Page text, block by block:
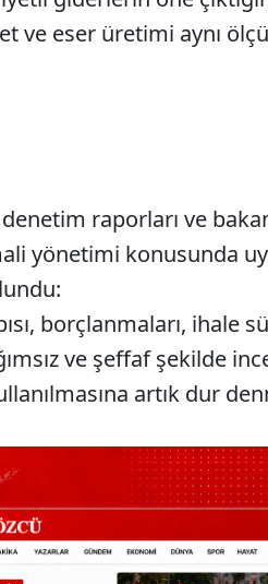
ve eser üretimi aynı
denetim raporları ve
yönetimi konusunda
borçlanmaları, ihale
ve şeffaf şekilde
artık dur